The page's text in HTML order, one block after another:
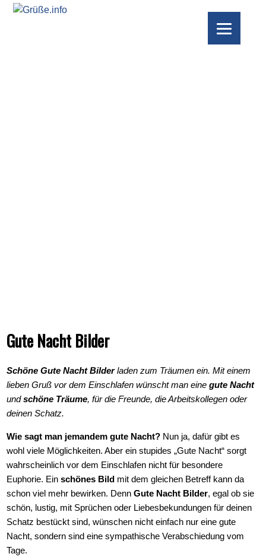
Gute Nacht Bilder
Schöne Gute Nacht Bilderladen zum Träumen ein. Mit einem
lieben Gruß vor dem Einschlafen wünscht man einegute Nacht
undschöne Träume, für die Freunde, die Arbeitskollegen oder
deinen Schatz.
Wie sagt man jemandem gute Nacht? Nun ja, dafür gibt es
wohl viele Möglichkeiten. Aber ein stupides „Gute Nacht“ sorgt
wahrscheinlich vor dem Einschlafen nicht für besondere
Euphorie. Einschönes Bild mit dem gleichen Betreff kann da
schon viel mehr bewirken. DennGute Nacht Bilder, egal ob sie
schön, lustig, mit Sprüchen oder Liebesbekundungen für deinen
Schatz bestückt sind, wünschen nicht einfach nur eine gute
Nacht, sondern sind eine sympathische Verabschiedung vom
Tage.